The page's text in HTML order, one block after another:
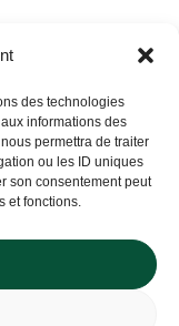
des technologies
informations des
permettra de traiter
ou les ID uniques
son consentement peut
et fonctions.
Salaberry-de-
for?
and we’ll prove it